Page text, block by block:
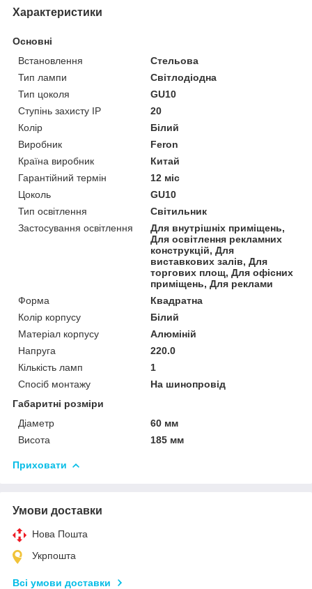
Характеристики
Основні
Встановлення
Стельова
Тип лампи
Світлодіодна
Тип цоколя
GU10
Ступінь захисту IP
20
Колір
Білий
Виробник
Feron
Країна виробник
Китай
Гарантійний термін
12 міс
Цоколь
GU10
Тип освітлення
Світильник
Застосування освітлення
Для внутрішніх приміщень,
Для освітлення рекламних
конструкцій, Для
виставкових залів, Для
торгових площ, Для офісних
приміщень, Для реклами
Форма
Квадратна
Колір корпусу
Білий
Матеріал корпусу
Алюміній
Напруга
220.0
Кількість ламп
1
Спосіб монтажу
На шинопровід
Габаритні розміри
Діаметр
60 мм
Висота
185 мм
Приховати
Умови доставки
Нова Пошта
Укрпошта
Всі умови доставки